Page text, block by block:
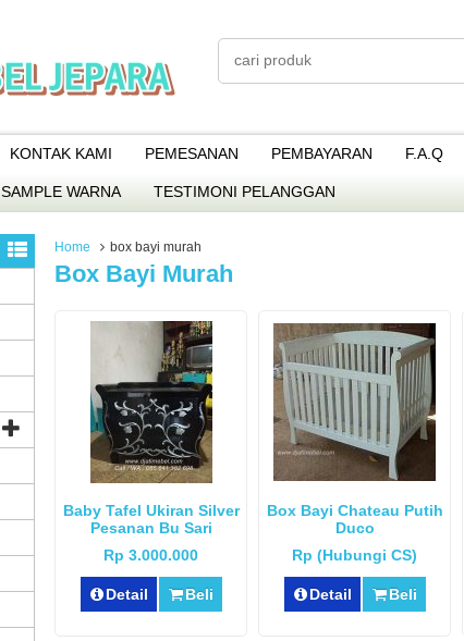
KONTAK KAMI PEMESANAN PEMBAYARAN F.A.Q
SAMPLE WARNA TESTIMONI PELANGGAN
Home box bayi murah
Box Bayi Murah
Baby Tafel Ukiran Silver
Pesanan Bu Sari
Rp 3.000.000
Detail Beli
Box Bayi Chateau Putih
Duco
Rp (Hubungi CS)
Detail Beli